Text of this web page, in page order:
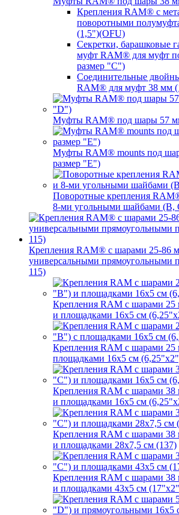
Крепления RAM® с
поворотными
(1,5")(OFU)
Секретки, барашковые
муфт RAM® для муфт
размер "C")
Соединительные
RAM® для муфт 38 мм
Муфты RAM® под шары 57
Муфты RAM® mounts под
размер "E")
Поворотные крепления
8-ми угольными шайбами (B,
Крепления RAM® с шарами 25-86
универсальными прямоугольными
115)
Крепления RAM с шарами
и площадками 16х5 см
Крепления RAM с шарами 25
площадками 16х5 см
Крепления RAM с шарами
и площадками 16х5 см
Крепления RAM с шарами
и площадками 28х7,5 см (137)
Крепления RAM с шарами
и площадками 43х5 см